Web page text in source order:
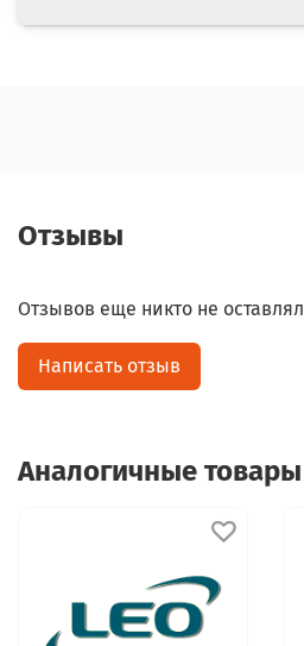
Отзывы
Отзывов еще никто не оставлял
Написать отзыв
Аналогичные товары